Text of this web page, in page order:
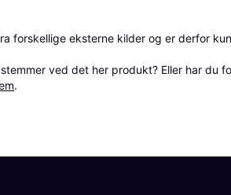
forskellige eksterne kilder og er derfor
ved det her produkt? Eller har du
.